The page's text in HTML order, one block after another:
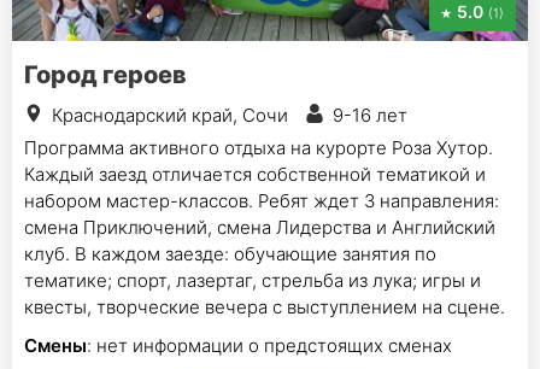
5.0 (1)
Город героев
Краснодарский край, Сочи
9-16 лет
Программа активного отдыха на курорте Роза Хутор.
Каждый заезд отличается собственной тематикой и
набором мастер-классов. Ребят ждет 3 направления:
смена Приключений, смена Лидерства и Английский
клуб. В каждом заезде: обучающие занятия по
тематике; спорт, лазертаг, стрельба из лука; игры и
квесты, творческие вечера с выступлением на сцене.
Смены: нет информации о предстоящих сменах